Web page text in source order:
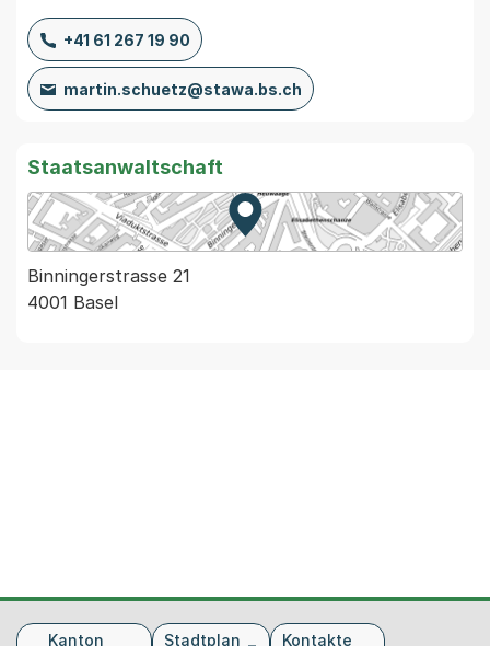
+41 61 267 19 90
martin.schuetz@stawa.bs.ch
Staatsanwaltschaft
Zur Karte von MapBS.
Externer Link, wird in einem
Binningerstrasse 21
4001 Basel
FusszeileKanton
Stadtplan
Kontakte